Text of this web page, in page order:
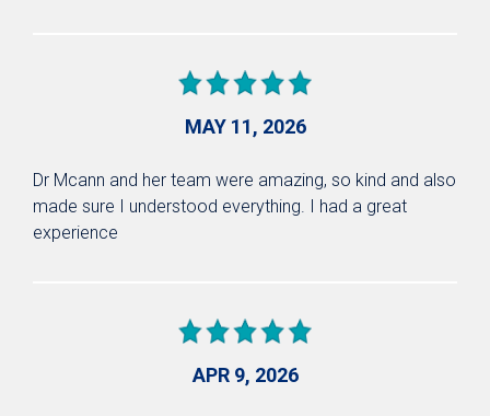
MAY 11, 2026
Dr Mcann and her team were amazing, so kind and also
made sure I understood everything. I had a great
experience
APR 9, 2026